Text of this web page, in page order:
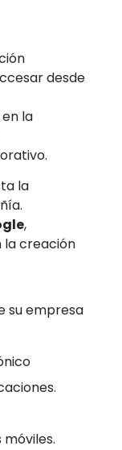
desde
la
la
,
la creación
su empresa